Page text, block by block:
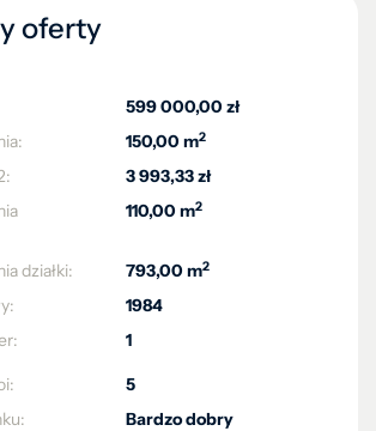
oferty
599 000,00 zł
150,00 m2
3 993,33 zł
110,00 m2
działki: 793,00 m2
1984
1
5
Bardzo dobry